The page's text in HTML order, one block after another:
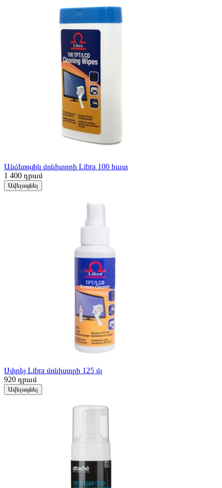
Անձեռոցիկ մոնիտորի Libra 100 հատ
1 400 դրամ
Ավելացնել
Սփրեյ Libra մոնիտորի 125 մլ
920 դրամ
Ավելացնել